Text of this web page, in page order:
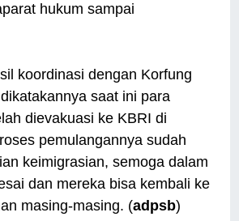
hukum sampai
koordinasi dengan Korfung
saat ini para
dievakuasi ke KBRI di
pemulangannya sudah
keimigrasian, semoga dalam
dan mereka bisa kembali ke
masing-masing. (adpsb)